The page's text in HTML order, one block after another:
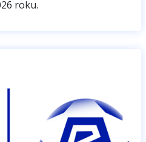
roku.